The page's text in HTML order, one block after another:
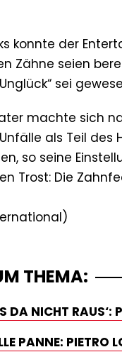
konnte der
Zähne seien
sei
machte sich
als Teil
so seine
Trost: Die
THEMA:
DA NICHT
PANNE: PIETRO